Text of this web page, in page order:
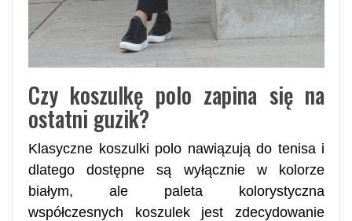
Czy koszulkę polo zapina się na
ostatni guzik?
Klasyczne koszulki polo nawiązują do tenisa i
dlatego dostępne są wyłącznie w kolorze
białym, ale paleta kolorystyczna
współczesnych koszulek jest zdecydowanie